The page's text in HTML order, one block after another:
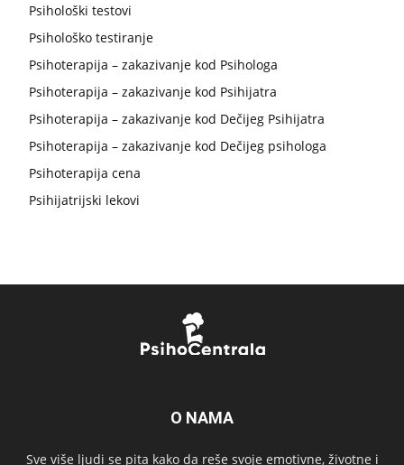
Psihološki testovi
Psihološko testiranje
Psihoterapija – zakazivanje kod Psihologa
Psihoterapija – zakazivanje kod Psihijatra
Psihoterapija – zakazivanje kod Dečijeg Psihijatra
Psihoterapija – zakazivanje kod Dečijeg psihologa
Psihoterapija cena
Psihijatrijski lekovi
O NAMA
Sve više ljudi se pita kako da reše svoje emotivne, životne i